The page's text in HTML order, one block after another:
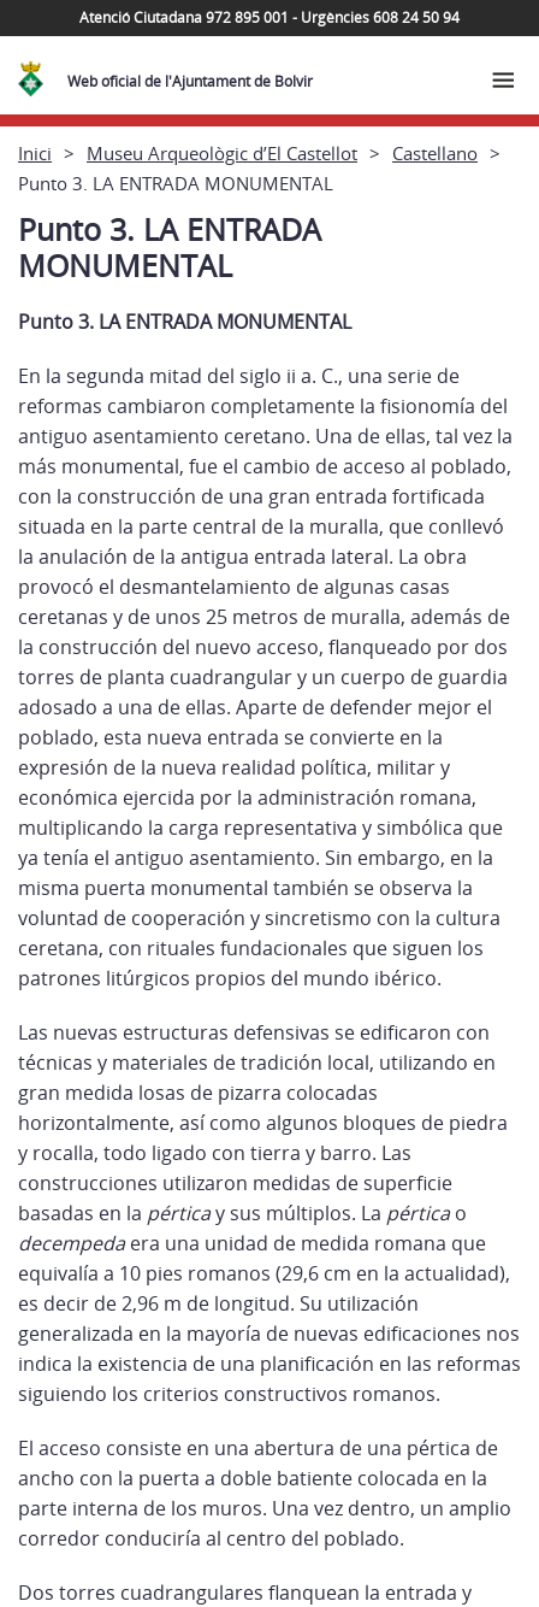
Atenció Ciutadana 972 895 001 - Urgències 608 24 50 94
Web oficial de l'Ajuntament de Bolvir
Inici Museu Arqueològic d’El Castellot
Castellano
Punto 3. LA ENTRADA MONUMENTAL
Punto 3. LA ENTRADA
MONUMENTAL
Punto 3. LA ENTRADA MONUMENTAL
En la segunda mitad del siglo ii a. C., una serie de
reformas cambiaron completamente la fisionomía del
antiguo asentamiento ceretano. Una de ellas, tal vez la
más monumental, fue el cambio de acceso al poblado,
con la construcción de una gran entrada fortificada
situada en la parte central de la muralla, que conllevó
la anulación de la antigua entrada lateral. La obra
provocó el desmantelamiento de algunas casas
ceretanas y de unos 25 metros de muralla, además de
la construcción del nuevo acceso, flanqueado por dos
torres de planta cuadrangular y un cuerpo de guardia
adosado a una de ellas. Aparte de defender mejor el
poblado, esta nueva entrada se convierte en la
expresión de la nueva realidad política, militar y
económica ejercida por la administración romana,
multiplicando la carga representativa y simbólica que
ya tenía el antiguo asentamiento. Sin embargo, en la
misma puerta monumental también se observa la
voluntad de cooperación y sincretismo con la cultura
ceretana, con rituales fundacionales que siguen los
patrones litúrgicos propios del mundo ibérico.
Las nuevas estructuras defensivas se edificaron con
técnicas y materiales de tradición local, utilizando en
gran medida losas de pizarra colocadas
horizontalmente, así como algunos bloques de piedra
y rocalla, todo ligado con tierra y barro. Las
construcciones utilizaron medidas de superficie
basadas en la pérticay sus múltiplos. La pérticao
decempedaera una unidad de medida romana que
equivalía a 10 pies romanos (29,6 cm en la actualidad),
es decir de 2,96 m de longitud. Su utilización
generalizada en la mayoría de nuevas edificaciones nos
indica la existencia de una planificación en las reformas
siguiendo los criterios constructivos romanos.
El acceso consiste en una abertura de una pértica de
ancho con la puerta a doble batiente colocada en la
parte interna de los muros. Una vez dentro, un amplio
corredor conduciría al centro del poblado.
Dos torres cuadrangulares flanquean la entrada y